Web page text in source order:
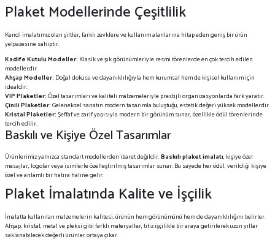
Plaket Modellerinde Çeşitlilik
Kendi imalatımız olan şiltler, farklı zevklere ve kullanım alanlarına hitap eden geniş bir ürün
yelpazesine sahiptir.
Kadife Kutulu Modeller: Klasik ve şık görünümleriyle resmi törenlerde en çok tercih edilen
modellerdir.
Ahşap Modeller: Doğal dokusu ve dayanıklılığıyla hem kurumsal hem de kişisel kullanım için
idealdir.
VIP Plaketler:Özel tasarımları ve kaliteli malzemeleriyle prestijli organizasyonlarda fark yaratır.
Çinili Plaketler:Geleneksel sanatın modern tasarımla buluştuğu, estetik değeri yüksek modellerdir.
Kristal Plaketler:Şeffaf ve zarif yapısıyla modern bir görünüm sunar, özellikle ödül törenlerinde
tercih edilir.
Baskılı ve Kişiye Özel Tasarımlar
Ürünlerimiz yalnızca standart modellerden ibaret değildir.Baskılı plaket imalatı, kişiye özel
mesajlar, logolar veya isimlerle özelleştirilmiş tasarımlar sunar. Bu sayede her ödül, verildiği kişiye
özel ve anlamlı bir hatıra haline gelir.
Plaket İmalatında Kalite ve İşçilik
İmalatta kullanılan malzemelerin kalitesi, ürünün hem görünümünü hem de dayanıklılığını belirler.
Ahşap, kristal, metal ve pleksi gibi farklı materyaller, titiz işçilikle bir araya getirilerek uzun yıllar
saklanabilecek değerli ürünler ortaya çıkar.